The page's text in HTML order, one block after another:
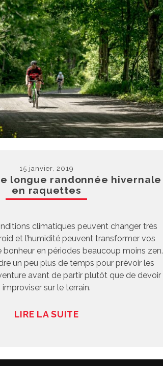
15 janvier, 2019
longue randonnée hivernale
en raquettes
climatiques peuvent changer très
et l’humidité peuvent transformer vos
en périodes beaucoup moins zen.
un peu plus de temps pour prévoir les
avant de partir plutôt que de devoir
improviser sur le terrain.
LIRE LA SUITE